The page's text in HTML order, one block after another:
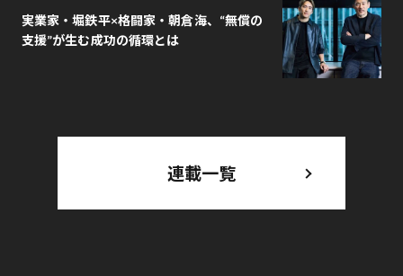
実業家・堀鉄平×格闘家・朝倉海、“無償の
支援”が生む成功の循環とは
連載一覧